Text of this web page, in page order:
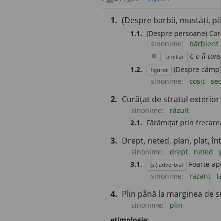
1. (Despre barbă, mustăți,
1.1. (Despre persoane)
sinonime:
bărbierit
chat_bubble familiar C-o fi
1.2.
figurat
(Despre
sinonime:
cosit
2. Curățat de stratul
sinonime:
răzuit
2.1. Fărâmițat prin
3. Drept, neted, plan, plat,
sinonime: drept neted
3.1.
(și) adverbial
Foarte
sinonime:
razant
4. Plin până la marginea de
sinonime:
plin